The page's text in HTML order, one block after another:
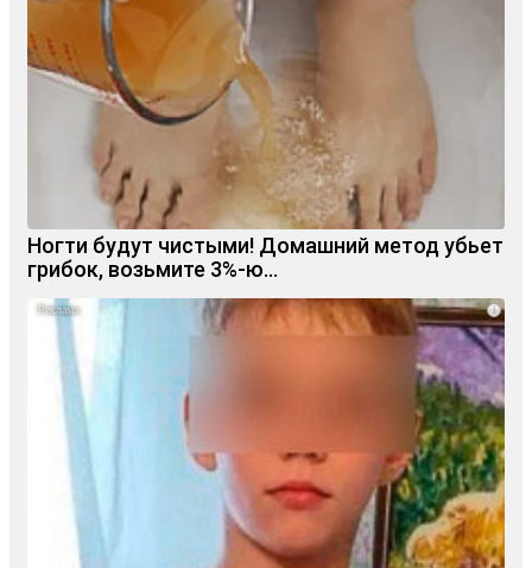
Ногти будут чистыми! Домашний метод убьет
грибок, возьмите 3%-ю…
i